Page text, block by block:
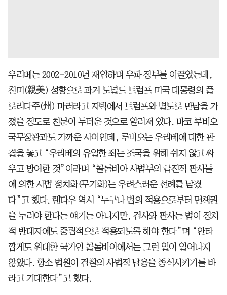
우리베는 2002~2010년 재임하며 우파 정부를 이끌었는데,
친미(親美) 성향으로 과거 도널드 트럼프 미국 대통령의 플
로리다주(州) 마러라고 자택에서 트럼프와 별도로 만남을 가
졌을 정도로 친분이 두터운 것으로 알려져 있다. 마코 루비오
국무장관과도 가까운 사이인데, 루비오는 우리베에 대한 판
결을 놓고 “우리베의 유일한 죄는 조국을 위해 쉬지 않고 싸
우고 방어한 것”이라며 “콜롬비아 사법부의 급진적 판사들
에 의한 사법 정치화(무기화)는 우려스러운 선례를 남겼
다”고 했다. 랜다우 역시 “누구나 법의 적용으로부터 면책권
을 누려야 한다는 얘기는 아니지만, 검사와 판사는 법이 정치
적 반대자에도 중립적으로 적용되도록 해야 한다”며 “안타
깝게도 위대한 국가인 콜롬비아에서는 그런 일이 일어나지
않았다. 항소 법원이 검찰의 사법적 남용을 종식시키기를 바
라고 기대한다”고 했다.